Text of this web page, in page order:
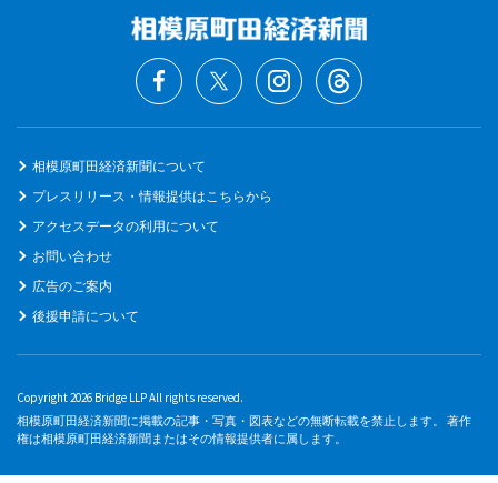
相模原町田経済新聞について
プレスリリース・情報提供はこちらから
アクセスデータの利用について
お問い合わせ
広告のご案内
後援申請について
Copyright 2026 Bridge LLP All rights reserved.
相模原町田経済新聞に掲載の記事・写真・図表などの無断転載を禁止します。 著作
権は相模原町田経済新聞またはその情報提供者に属します。